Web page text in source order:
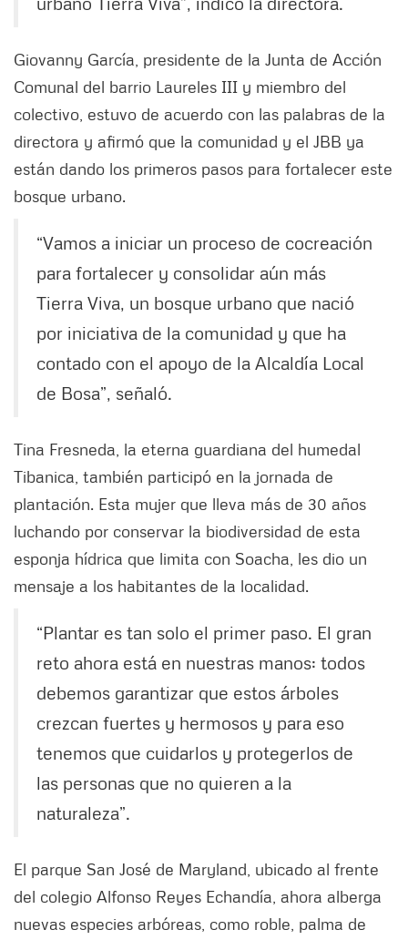
Giovanny García, presidente de la Junta de Acción
Comunal del barrio Laureles III y miembro del
colectivo, estuvo de acuerdo con las palabras de la
directora y afirmó que la comunidad y el JBB ya
están dando los primeros pasos para fortalecer este
bosque urbano.
“Vamos a iniciar un proceso de cocreación
para fortalecer y consolidar aún más
Tierra Viva, un bosque urbano que nació
por iniciativa de la comunidad y que ha
contado con el apoyo de la Alcaldía Local
de Bosa”, señaló.
Tina Fresneda, la eterna guardiana del humedal
Tibanica, también participó en la jornada de
plantación. Esta mujer que lleva más de 30 años
luchando por conservar la biodiversidad de esta
esponja hídrica que limita con Soacha, les dio un
mensaje a los habitantes de la localidad.
“Plantar es tan solo el primer paso. El gran
reto ahora está en nuestras manos: todos
debemos garantizar que estos árboles
crezcan fuertes y hermosos y para eso
tenemos que cuidarlos y protegerlos de
las personas que no quieren a la
naturaleza”.
El parque San José de Maryland, ubicado al frente
del colegio Alfonso Reyes Echandía, ahora alberga
nuevas especies arbóreas, como roble, palma de